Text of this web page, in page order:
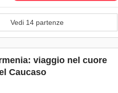
Vedi 14 partenze
viaggio nel cuore
Caucaso